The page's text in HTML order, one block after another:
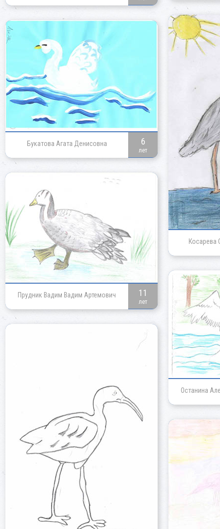
Косарева
Букатова Агата Денисовна 6
лет
Прудник Вадим Вадим Артемович 11
лет
Останина